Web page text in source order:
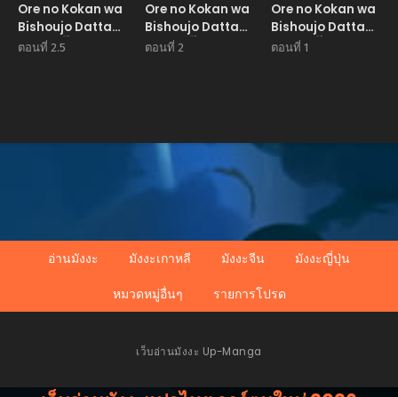
Ore no Kokan wa
Bishoujo Datta
no ka เจี๊ยวของผม
ตอนที่ 2.5
Ore no Kokan wa
Bishoujo Datta
no ka เจี๊ยวของผม
ตอนที่ 2
Ore no Kokan wa
Bishoujo Datta
no ka เจี๊ยวของผม
ตอนที่ 1
อ่านมังงะ มังงะเกาหลี มังงะจีน
มังงะญี่ปุ่น
หมวดหมู่อื่นๆ
รายการโปรด
เว็บอ่านมังงะ Up-Manga